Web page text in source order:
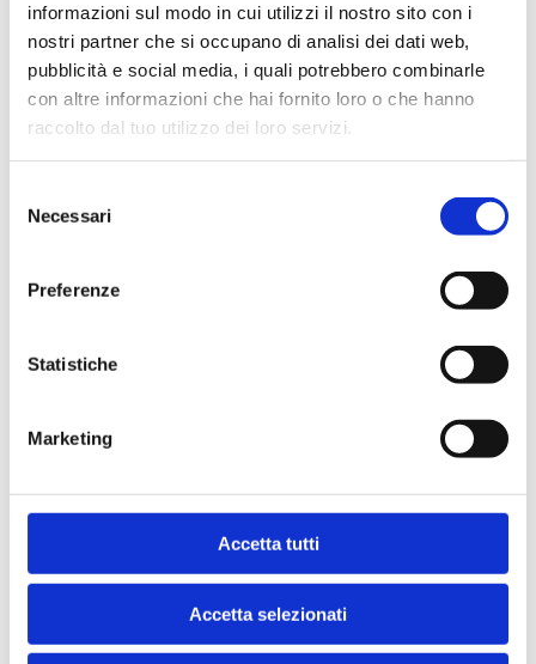
informazioni sul modo in cui utilizzi il nostro sito con i
nostri partner che si occupano di analisi dei dati web,
pubblicità e social media, i quali potrebbero combinarle
con altre informazioni che hai fornito loro o che hanno
raccolto dal tuo utilizzo dei loro servizi.
delNecessari
Preferenze
Statistiche
Marketing
Accetta tutti
Accetta selezionati
Prezzo di copertina
€ 40,00
Prezzo Internet Sconto 5%
€ 38,00
IVA assolta dall'editore
Ti potrebbe interessare anche